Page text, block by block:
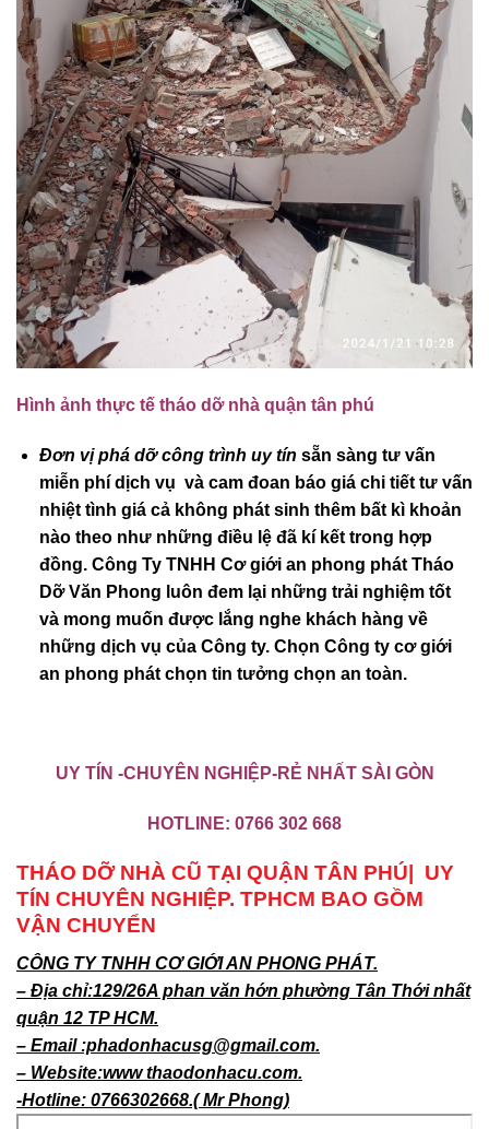
Hình ảnh thực tế tháo dỡ nhà quận tân phú
Đơn vị phá dỡ công trình uy tín sẵn sàng tư vấn
miễn phí dịch vụ và cam đoan báo giá chi tiết tư vấn
nhiệt tình giá cả không phát sinh thêm bất kì khoản
nào theo như những điều lệ đã kí kết trong hợp
đồng. Công Ty TNHH Cơ giới an phong phát Tháo
Dỡ Văn Phong luôn đem lại những trải nghiệm tốt
và mong muốn được lắng nghe khách hàng về
những dịch vụ của Công ty. Chọn Công ty cơ giới
an phong phát chọn tin tưởng chọn an toàn.
UY TÍN -CHUYÊN NGHIỆP-RẺ NHẤT SÀI GÒN
HOTLINE: 0766 302 668
THÁO DỠ NHÀ CŨ TẠI QUẬN TÂN PHÚ| UY
TÍN CHUYÊN NGHIỆP. TPHCM BAO GỒM
VẬN CHUYỂN
CÔNG TY TNHH CƠ GIỚI AN PHONG PHÁT.
– Địa chỉ:129/26A phan văn hớn phường Tân Thới nhất
quận 12 TP HCM.
– Email :phadonhacusg@gmail.com.
– Website:www thaodonhacu.com.
-Hotline: 0766302668.( Mr Phong)